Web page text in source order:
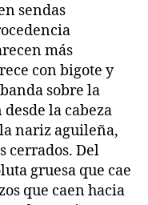
sendas
más
con bigote y
sobre la
la cabeza
nariz aguileña,
cerrados. Del
gruesa que cae
que caen hacia